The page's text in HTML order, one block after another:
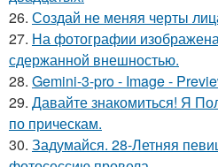
26. Создай не меняя черты
27. На фотографии
сдержанной внешностью.
28. Gemini-3-pro - Image -
29. Давайте знакомиться! Я
по прическам.
30. Задумайся. 28-Летняя